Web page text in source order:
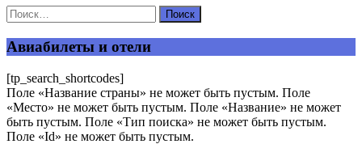
Ваш адрес email не будет опубликован.
Авиабилеты и отели
[tp_search_shortcodes]
Поле «Название страны» не может быть пустым. Поле
«Место» не может быть пустым. Поле «Название» не может
быть пустым. Поле «Тип поиска» не может быть пустым.
Поле «Id» не может быть пустым.